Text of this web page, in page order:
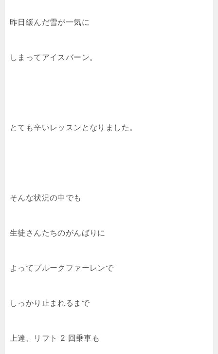
昨日緩んだ雪が一気に
しまってアイスバーン。
とても辛いレッスンとなりました。
そんな状況の中でも
生徒さんたちのがんばりに
よってプルークファーレンで
しっかり止まれるまで
上達、リフト 2 回乗車も